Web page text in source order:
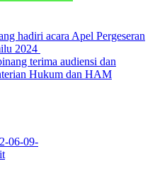
hadiri acara Apel Pergeseran
2024
terima audiensi dan
Hukum dan HAM